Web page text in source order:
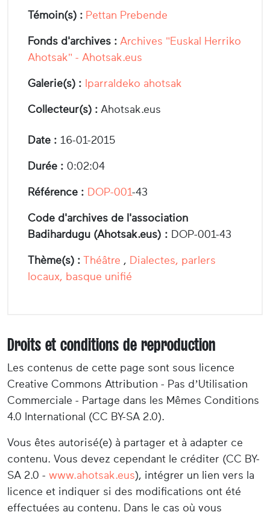
Témoin(s) : Pettan Prebende
Fonds d'archives : Archives "Euskal Herriko
Ahotsak" - Ahotsak.eus
Galerie(s) : Iparraldeko ahotsak
Collecteur(s) : Ahotsak.eus
Date : 16-01-2015
Durée : 0:02:04
Référence : DOP-001-43
Code d'archives de l'association
Badihardugu (Ahotsak.eus) : DOP-001-43
Thème(s) : Théâtre , Dialectes, parlers
locaux, basque unifié
Droits et conditions de reproduction
Les contenus de cette page sont sous licence
Creative Commons Attribution - Pas d’Utilisation
Commerciale - Partage dans les Mêmes Conditions
4.0 International (CC BY-SA 2.0).
Vous êtes autorisé(e) à partager et à adapter ce
contenu. Vous devez cependant le créditer (CC BY-
SA 2.0 - www.ahotsak.eus), intégrer un lien vers la
licence et indiquer si des modifications ont été
effectuées au contenu. Dans le cas où vous